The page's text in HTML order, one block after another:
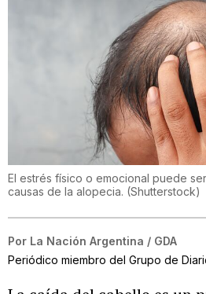
El estrés físico o emocional puede
causas de la alopecia. (Shutterstock)
Por La Nación Argentina / GDA
Periódico miembro del Grupo de